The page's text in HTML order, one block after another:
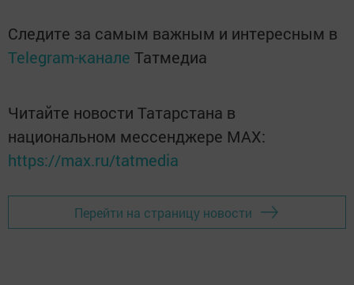
Следите за самым важным и интересным в
Telegram-канале Татмедиа
Читайте новости Татарстана в
национальном мессенджере MАХ:
https://max.ru/tatmedia
Перейти на страницу новости